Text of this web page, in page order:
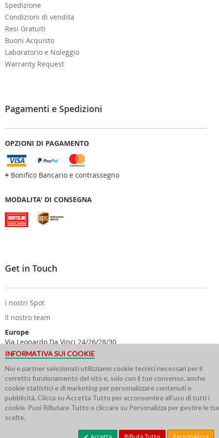
Spedizione
Condizioni di vendita
Resi Gratuiti
Buoni Acquisto
Laboratorio e Noleggio
Warranty Request
Pagamenti e Spedizioni
OPZIONI DI PAGAMENTO
+ Bonifico Bancario e contrassegno
MODALITA' DI CONSEGNA
Get in Touch
I nostri Spot
Il nostro team
Europe
Via Leonardo Da Vinci 24/26/28/30
25122 Brescia - Italy
USA
616 Corporate Way Suite 2
#4217 Valley Cottage NY 10989
INFORMATIVA SUI COOKIE
Noi e partner selezionati utilizziamo cookie tecnici necessari per il
corretto funzionamento del sito e, solo con il tuo consenso, anche
cookie statistici e di marketing per personalizzare contenuti e
pubblicità. Clicca su Accetta Tutto per acconsentire all'uso di tutti i
cookie. Puoi Rifiutare Tutto o cliccare su Personalizza per gestire le
scelte.